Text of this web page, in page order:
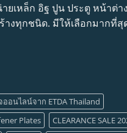
ยเหล็ก อิฐ ปูน ประตู หน้าต่า
างทุกชนิด. มีให้เลือกมากที่สุ
อนไลน์จาก ETDA Thailand
Plates
CLEARANCE SALE